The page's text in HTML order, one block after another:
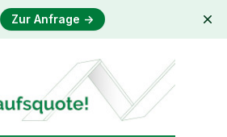
Zur Anfrage →